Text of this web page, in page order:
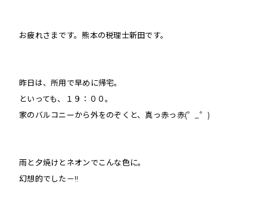
お疲れさまです。熊本の税理士新田です。
昨日は、所用で早めに帰宅。
といっても、１９：００。
家のバルコニーから外をのぞくと、真っ赤っ赤(゜_゜)
雨と夕焼けとネオンでこんな色に。
幻想的でした－!!